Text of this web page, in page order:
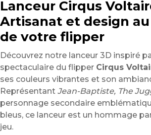
Lanceur Cirqus
Artisanat et design
de votre flipper
Découvrez notre lanceur 3D inspiré
spectaculaire du flipper Cirqus
ses couleurs vibrantes et son
Représentant Jean-Baptiste, The
personnage secondaire
bleus, ce lanceur est un hommage
jeu.